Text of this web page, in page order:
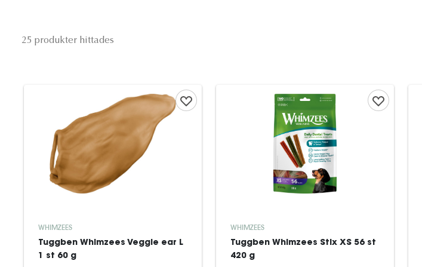
25 produkter hittades
WHIMZEES
Tuggben Whimzees Veggie ear L
1 st 60 g
WHIMZEES
Tuggben Whimzees Stix XS 56 st
420 g